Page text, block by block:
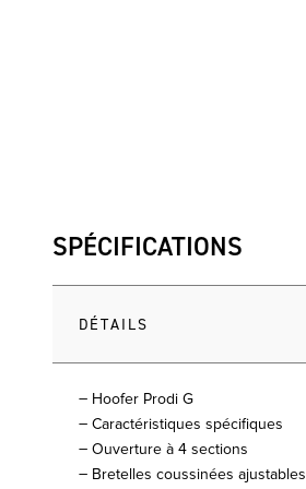
SPÉCIFICATIONS
DÉTAILS
– Hoofer Prodi G
– Caractéristiques spécifiques
– Ouverture à 4 sections
– Bretelles coussinées ajustables